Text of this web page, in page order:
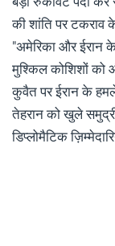
की शांति पर टकराव
"अमेरिका और ईरान
मुश्किल कोशिशों को
कुवैत पर ईरान के
तेहरान को खुले
डिप्लोमैटिक